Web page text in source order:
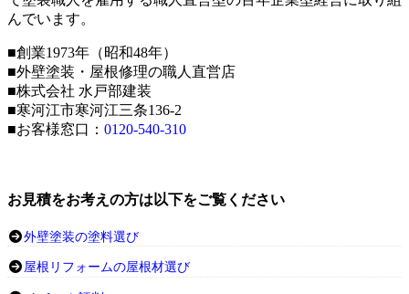
んでいます。
■創業1973年（昭和48年）
■外壁塗装・屋根修理の職人直営店
■株式会社 水戸部建装
■寒河江市寒河江三条136-2
■お客様窓口： 0120-540-310
お見積をお考えの方は以下をご覧ください
外壁塗装の塗料選び
屋根リフォームの屋根材選び